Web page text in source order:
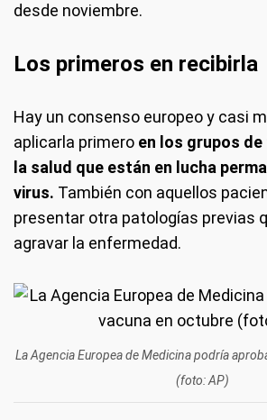
desde noviembre.
Los primeros en recibirla
Hay un consenso europeo y casi
aplicarla primero en los grupos
la salud que están en lucha
virus. También con aquellos
presentar otra patologías previas
agravar la enfermedad.
La Agencia Europea de Medicina podría
(foto: AP)